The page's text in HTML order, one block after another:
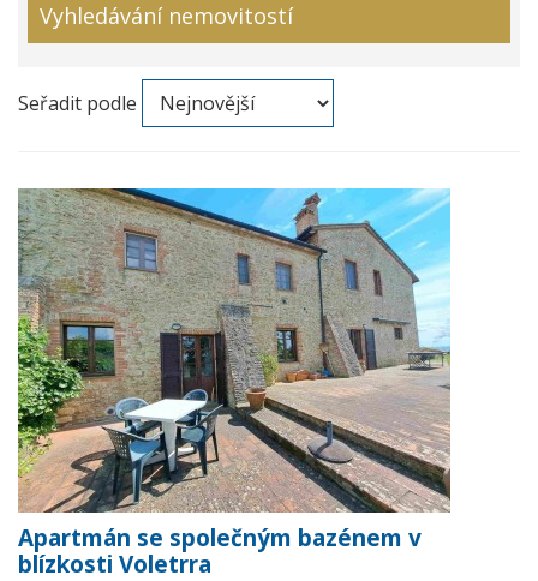
Vyhledávání nemovitostí
Seřadit podle
Apartmán se společným bazénem v
blízkosti Voletrra